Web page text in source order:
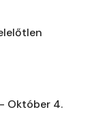
Október 4.